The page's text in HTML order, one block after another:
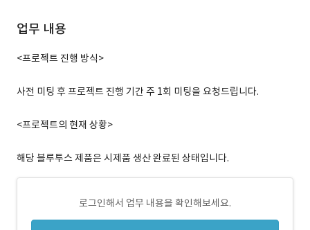
업무 내용
<프로젝트 진행 방식>
사전 미팅 후 프로젝트 진행 기간 주 1회 미팅을 요청드립니다.
<프로젝트의 현재 상황>
해당 블루투스 제품은 시제품 생산 완료된 상태입니다.
로그인해서 업무 내용을 확인해보세요.